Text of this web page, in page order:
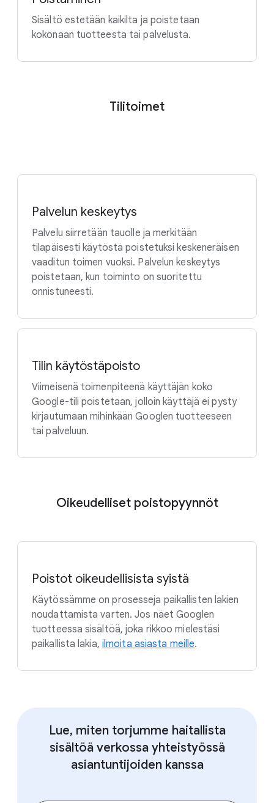
Sisältö estetään kaikilta ja poistetaan
kokonaan tuotteesta tai palvelusta.
Tilitoimet
Palvelun keskeytys
Palvelu siirretään tauolle ja merkitään
tilapäisesti käytöstä poistetuksi keskeneräisen
vaaditun toimen vuoksi. Palvelun keskeytys
poistetaan, kun toiminto on suoritettu
onnistuneesti.
Tilin käytöstäpoisto
Viimeisenä toimenpiteenä käyttäjän koko
Google-tili poistetaan, jolloin käyttäjä ei pysty
kirjautumaan mihinkään Googlen tuotteeseen
tai palveluun.
Oikeudelliset poistopyynnöt
Poistot oikeudellisista syistä
Käytössämme on prosesseja paikallisten lakien
noudattamista varten. Jos näet Googlen
tuotteessa sisältöä, joka rikkoo mielestäsi
paikallista lakia, ilmoita asiasta meille.
Lue, miten torjumme haitallista
sisältöä verkossa yhteistyössä
asiantuntijoiden kanssa